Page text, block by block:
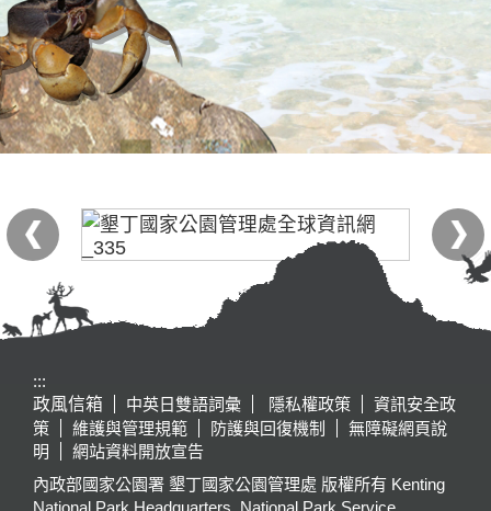
:::
政風信箱
中英日雙語詞彙 隱私權政策
資訊安全政
策
維護與管理規範 防護與回復機制
無障礙網頁說
明
網站資料開放宣告
內政部國家公園署 墾丁國家公園管理處 版權所有 Kenting
National Park Headquarters, National Park Service,